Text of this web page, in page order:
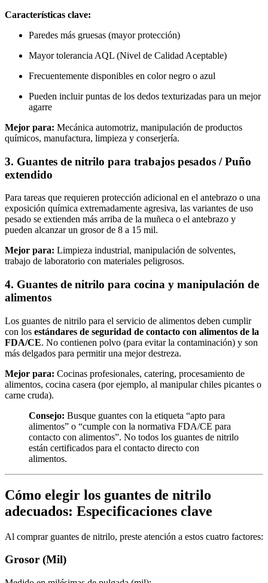
Características clave:
Paredes más gruesas (mayor protección)
Mayor tolerancia AQL (Nivel de Calidad Aceptable)
Frecuentemente disponibles en color negro o azul
Pueden incluir puntas de los dedos texturizadas para un mejor
agarre
Mejor para: Mecánica automotriz, manipulación de productos
químicos, manufactura, limpieza y conserjería.
3. Guantes de nitrilo para trabajos pesados / Puño
extendido
Para tareas que requieren protección adicional en el antebrazo o una
exposición química extremadamente agresiva, las variantes de uso
pesado se extienden más arriba de la muñeca o el antebrazo y
pueden alcanzar un grosor de 8 a 15 mil.
Mejor para: Limpieza industrial, manipulación de solventes,
trabajo de laboratorio con materiales peligrosos.
4. Guantes de nitrilo para cocina y manipulación de
alimentos
Los guantes de nitrilo para el servicio de alimentos deben cumplir
con los estándares de seguridad de contacto con alimentos de la
FDA/CE. No contienen polvo (para evitar la contaminación) y son
más delgados para permitir una mejor destreza.
Mejor para: Cocinas profesionales, catering, procesamiento de
alimentos, cocina casera (por ejemplo, al manipular chiles picantes o
carne cruda).
Consejo: Busque guantes con la etiqueta “apto para
alimentos” o “cumple con la normativa FDA/CE para
contacto con alimentos”. No todos los guantes de nitrilo
están certificados para el contacto directo con
alimentos.
Cómo elegir los guantes de nitrilo
adecuados: Especificaciones clave
Al comprar guantes de nitrilo, preste atención a estos cuatro factores:
Grosor (Mil)